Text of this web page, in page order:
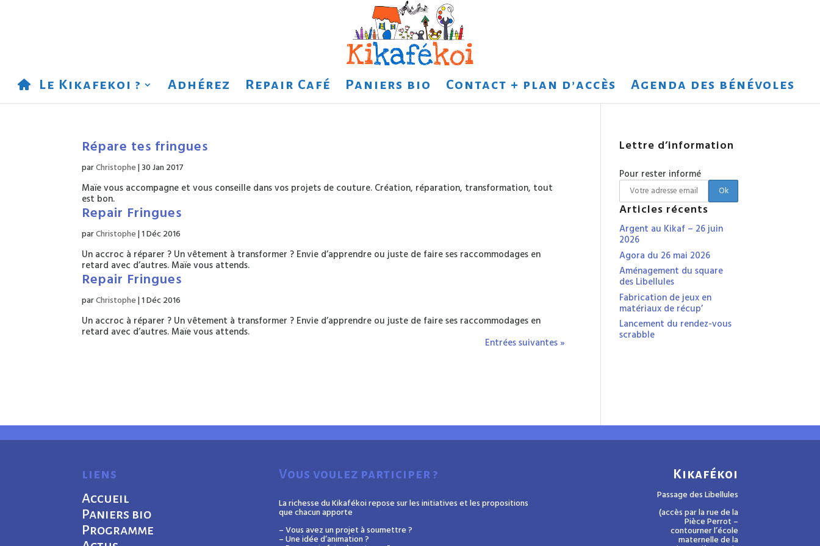
Le Kikafekoi ? Adhérez Repair Café Paniers bio Contact + plan d’accès Agenda des bénévoles
Répare tes fringues
parChristophe|30 Jan 2017
Maïe vous accompagne et vous conseille dans vos projets de couture. Création, réparation, transformation, tout
est bon.
Repair Fringues
parChristophe|1 Déc 2016
Un accroc à réparer ? Un vêtement à transformer ? Envie d’apprendre ou juste de faire ses raccommodages en
retard avec d’autres. Maïe vous attends.
Repair Fringues
parChristophe|1 Déc 2016
Un accroc à réparer ? Un vêtement à transformer ? Envie d’apprendre ou juste de faire ses raccommodages en
retard avec d’autres. Maïe vous attends.
Entrées suivantes »
Lettre d’information
Pour rester informé
Articles récents
Argent au Kikaf – 26 juin
2026
Agora du 26 mai 2026
Aménagement du square
des Libellules
Fabrication de jeux en
matériaux de récup’
Lancement du rendez-vous
scrabble
liens
Accueil
Paniers bio
Programme
Vous voulez participer ?
La richesse du Kikafékoi repose sur les initiatives et les propositions
que chacun apporte
– Vous avez un projet à soumettre ?
– Une idée d’animation ?
Kikafékoi
Passage des Libellules
(accès par la rue de la
Pièce Perrot –
contourner l’école
maternelle de la